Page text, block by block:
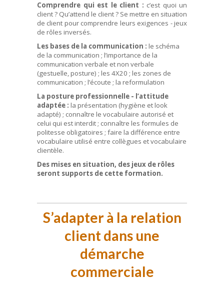
Comprendre qui est le client : c’est quoi un
client ? Qu’attend le client ? Se mettre en situation
de client pour comprendre leurs exigences - jeux
de rôles inversés.
Les bases de la communication : le schéma
de la communication ; l’importance de la
communication verbale et non verbale
(gestuelle, posture) ; les 4X20 ; les zones de
communication ; l’écoute ; la reformulation
La posture professionnelle - l’attitude
adaptée : la présentation (hygiène et look
adapté) ; connaître le vocabulaire autorisé et
celui qui est interdit ; connaître les formules de
politesse obligatoires ; faire la différence entre
vocabulaire utilisé entre collègues et vocabulaire
clientèle.
Des mises en situation, des jeux de rôles
seront supports de cette formation.
S’adapter à la relation
client dans une
démarche
commerciale